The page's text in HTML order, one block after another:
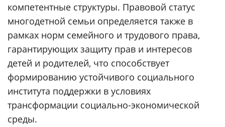
компетентные структуры. Правовой статус
многодетной семьи определяется также в
рамках норм семейного и трудового права,
гарантирующих защиту прав и интересов
детей и родителей, что способствует
формированию устойчивого социального
института поддержки в условиях
трансформации социально-экономической
среды.